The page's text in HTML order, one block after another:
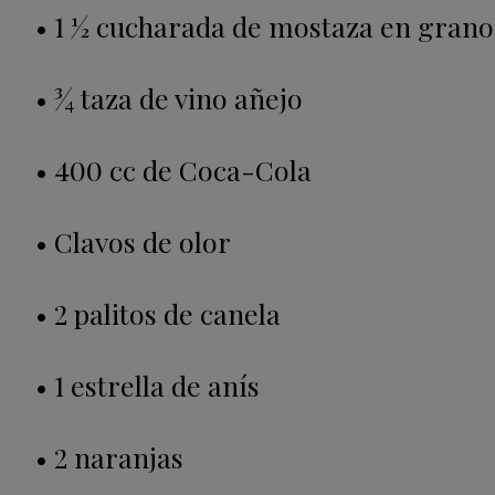
• 1 1⁄2 cucharada de mostaza en grano
• 3⁄4 taza de vino añejo
• 400 cc de Coca-Cola
• Clavos de olor
• 2 palitos de canela
• 1 estrella de anís
• 2 naranjas